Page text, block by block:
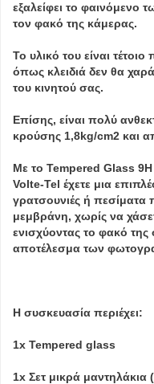
εξαλείφει το φαινόμενο
τον φακό της κάμερας.
Το υλικό του είναι
όπως κλειδιά δεν θα
του κινητού σας.
Επίσης, είναι πολύ
κρούσης 1,8kg/cm2 και
Με το Tempered Glass
Volte-Tel έχετε μια
γρατσουνιές ή
μεμβράνη, χωρίς να
ενισχύοντας το φακό της
αποτέλεσμα των
Η συσκευασία περιέχει:
1x Tempered glass
1x Σετ μικρά μαντηλάκια